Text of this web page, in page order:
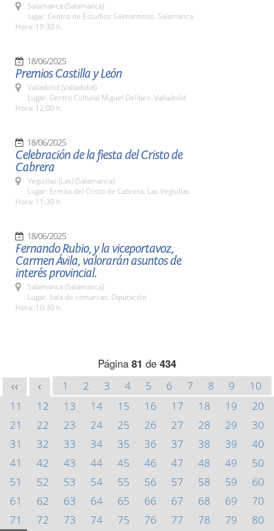
Salamanca (Salamanca)
lugar: Centro de Estudios Salmantinos. Salamanca
Hora: 19:30 h.
18/06/2025
Premios Castilla y León
Valladolid (Valladolid)
Lugar: Centro Cultural Miguel Delibes. Valladolid
Hora: 12:00 h.
18/06/2025
Celebración de la fiesta del Cristo de
Cabrera
Veguillas (Las) (Salamanca)
Lugar: Ermita del Cristo de Cabrera. Las Veguillas
Hora: 11:30 h.
18/06/2025
Fernando Rubio, y la viceportavoz,
Carmen Ávila, valorarán asuntos de
interés provincial.
Salamanca (Salamanca)
Lugar. Sala de comarcas. Diputación
Hora: 10:30 h.
Página 81 de 434
<< < 1 2 3 4 5 6 7 8 9
10
11
12 13 14 15 16 17 18 19
20
21
22 23 24 25 26 27 28 29
30
31
32 33 34 35 36 37 38 39
40
41
42 43 44 45 46 47 48 49
50
51
52 53 54 55 56 57 58 59
60
61
62 63 64 65 66 67 68 69
70
71
72 73 74 75 76 77 78 79
80